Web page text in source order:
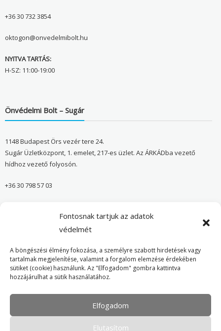
Fontosnak tartjuk az adatok
védelmét
A böngészési élmény fokozása, a személyre szabott hirdetések vagy
tartalmak megjelenítése, valamint a forgalom elemzése érdekében
sütiket (cookie) használunk. Az "Elfogadom" gombra kattintva
hozzájárulhat a sütik használatához.
Elfogadom
Elutasítom
+36 30 732 3854
oktogon@onvedelmibolt.hu
NYITVA TARTÁS:
H-SZ: 11:00-19:00
Önvédelmi Bolt – Sugár
1148 Budapest Örs vezér tere 24.
Sugár Üzletközpont, 1. emelet, 217-es üzlet. Az ÁRKÁDba vezető
hídhoz vezető folyosón.
+36 30 798 57 03
Önvédelmi Bolt – Főoldal
Adatvédelmi tájékoztató
Cookie Policy